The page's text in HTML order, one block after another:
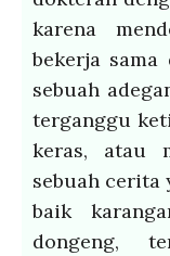
karena
bekerja
sebuah
terganggu
keras, atau
sebuah cerita
baik
dongeng,